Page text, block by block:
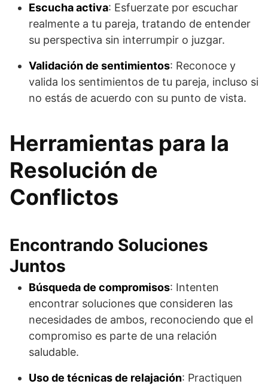
Escucha activa: Esfuerzate por escuchar
realmente a tu pareja, tratando de entender
su perspectiva sin interrumpir o juzgar.
Validación de sentimientos: Reconoce y
valida los sentimientos de tu pareja, incluso si
no estás de acuerdo con su punto de vista.
Herramientas para la
Resolución de
Conflictos
Encontrando Soluciones
Juntos
Búsqueda de compromisos: Intenten
encontrar soluciones que consideren las
necesidades de ambos, reconociendo que el
compromiso es parte de una relación
saludable.
Uso de técnicas de relajación: Practiquen